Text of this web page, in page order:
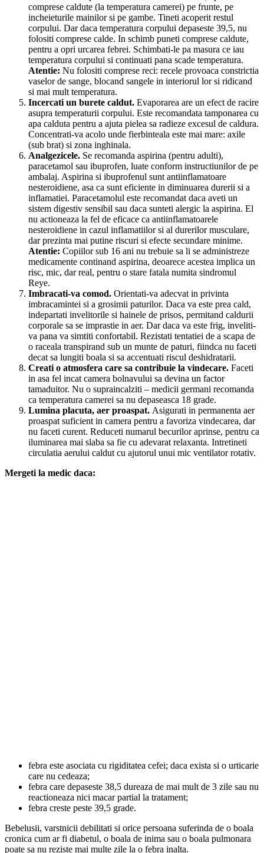
comprese caldute (la temperatura camerei) pe frunte, pe
incheieturile mainilor si pe gambe. Tineti acoperit restul
corpului. Dar daca temperatura corpului depaseste 39,5, nu
folositi comprese calde. In schimb puneti comprese caldute,
pentru a opri urcarea febrei. Schimbati-le pa masura ce iau
temperatura corpului si continuati pana scade temperatura.
Atentie: Nu folositi comprese reci: recele provoaca constrictia
vaselor de sange, blocand sangele in interiorul lor si ridicand
si mai mult temperatura.
Incercati un burete caldut. Evaporarea are un efect de racire
asupra temperaturii corpului. Este recomandata tamponarea cu
apa calduta pentru a ajuta pielea sa radieze excesul de caldura.
Concentrati-va acolo unde fierbinteala este mai mare: axile
(sub brat) si zona inghinala.
Analgezicele. Se recomanda aspirina (pentru adulti),
paracetamol sau ibuprofen, luate conform instructiunilor de pe
ambalaj. Aspirina si ibuprofenul sunt antiinflamatoare
nesteroidiene, asa ca sunt eficiente in diminuarea durerii si a
inflamatiei. Paracetamolul este recomandat daca aveti un
sistem digestiv sensibil sau daca sunteti alergic la aspirina. El
nu actioneaza la fel de eficace ca antiinflamatoarele
nesteroidiene in cazul inflamatiilor si al durerilor musculare,
dar prezinta mai putine riscuri si efecte secundare minime.
Atentie: Copiilor sub 16 ani nu trebuie sa li se administreze
medicamente continand aspirina, deoarece acestea implica un
risc, mic, dar real, pentru o stare fatala numita sindromul
Reye.
Imbracati-va comod. Orientati-va adecvat in privinta
imbracamintei si a grosimii paturilor. Daca va este prea cald,
indepartati invelitorile si hainele de prisos, permitand caldurii
corporale sa se imprastie in aer. Dar daca va este frig, inveliti-
va pana va simtiti confortabil. Rezistati tentatiei de a scapa de
o raceala transpirand sub un munte de paturi, fiindca nu faceti
decat sa lungiti boala si sa accentuati riscul deshidratarii.
Creati o atmosfera care sa contribuie la vindecare. Faceti
in asa fel incat camera bolnavului sa devina un factor
tamaduitor. Nu o supraincalziti – medicii germani recomanda
ca temperatura camerei sa nu depaseasca 18 grade.
Lumina placuta, aer proaspat. Asigurati in permanenta aer
proaspat suficient in camera pentru a favoriza vindecarea, dar
nu faceti curent. Reduceti numarul becurilor aprinse, pentru ca
iluminarea mai slaba sa fie cu adevarat relaxanta. Intretineti
circulatia aerului caldut cu ajutorul unui mic ventilator rotativ.
Mergeti la medic daca:
febra este asociata cu rigiditatea cefei; daca exista si o urticarie
care nu cedeaza;
febra care depaseste 38,5 dureaza de mai mult de 3 zile sau nu
reactioneaza nici macar partial la tratament;
febra creste peste 39,5 grade.
Bebelusii, varstnicii debilitati si orice persoana suferinda de o boala
cronica cum ar fi diabetul, o boala de inima sau o boala pulmonara
poate sa nu reziste mai multe zile la o febra inalta.